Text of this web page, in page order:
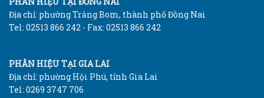
Địa chỉ: phường Trảng Bom, thành phố Đồng Nai
Tel: 02513 866 242 - Fax: 02513 866 242
PHÂN HIỆU TẠI GIA LAI
Địa chỉ: phường Hội Phú, tỉnh Gia Lai
Tel: 0269 3747 706